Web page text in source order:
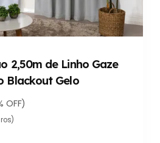
2,50m de Linho Gaze
Blackout Gelo
OFF)